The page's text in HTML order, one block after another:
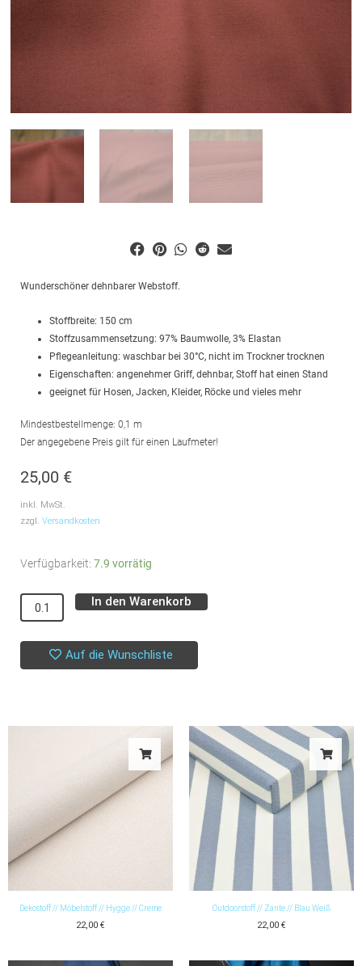
Wunderschöner dehnbarer Webstoff.
Stoffbreite: 150 cm
Stoffzusammensetzung: 97% Baumwolle, 3% Elastan
Pflegeanleitung: waschbar bei 30°C, nicht im Trockner trocknen
Eigenschaften: angenehmer Griff, dehnbar, Stoff hat einen Stand
geeignet für Hosen, Jacken, Kleider, Röcke und vieles mehr
Mindestbestellmenge: 0,1 m
Der angegebene Preis gilt für einen Laufmeter!
25,00 €
inkl. MwSt.
zzgl. Versandkosten
Verfügbarkeit: 7.9 vorrätig
Baumwollstoff
Elastan
//
Braun
In den Warenkorb
Auf die Wunschliste
Dekostoff // Möbelstoff // Hygge // Creme
22,00 €
Outdoorstoff // Zante // Blau Weiß
22,00 €